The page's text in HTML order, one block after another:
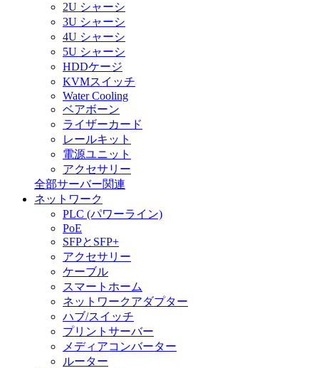
2U シャーシ
3U シャーシ
4U シャーシ
5U シャーシ
HDDケージ
KVMスイッチ
Water Cooling
ベアボーン
ライザーカード
レールキット
電源ユニット
アクセサリー
全部サーバー関連
ネットワーク
PLC (パワーライン)
PoE
SFPとSFP+
アクセサリー
ケーブル
スマートホーム
ネットワークアダプター
ハブ/スイッチ
プリントサーバー
メディアコンバーター
ルーター